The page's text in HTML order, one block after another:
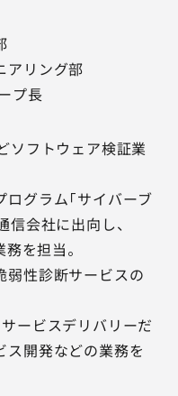
アリング部
プ長
ソフトウェア検証業
グラム「サイバーブ
信会社に出向し、
を担当。
弱性診断サービスの
ービスデリバリーだ
ス開発などの業務を